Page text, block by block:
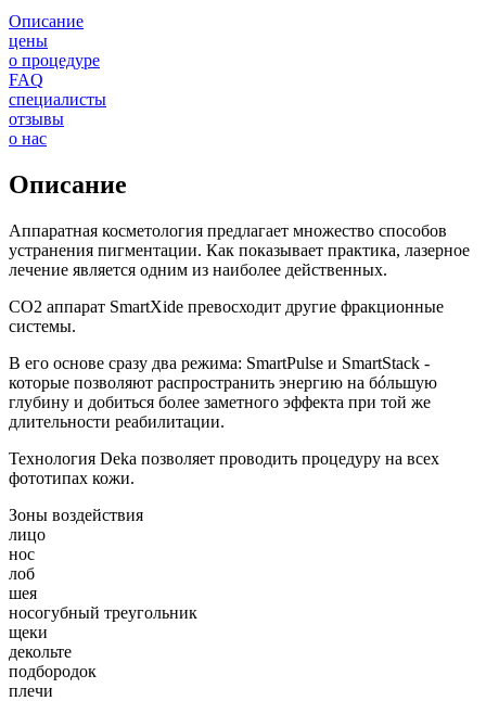
Описание
цены
о процедуре
FAQ
специалисты
отзывы
о нас
Описание
Аппаратная косметология предлагает множество способов
устранения пигментации. Как показывает практика, лазерное
лечение является одним из наиболее действенных.
CO2 аппарат SmartXide превосходит другие фракционные
системы.
В его основе сразу два режима: SmartPulse и SmartStack -
которые позволяют распространить энергию на бóльшую
глубину и добиться более заметного эффекта при той же
длительности реабилитации.
Технология Deka позволяет проводить процедуру на всех
фототипах кожи.
Зоны воздействия
лицо
нос
лоб
шея
носогубный треугольник
щеки
декольте
подбородок
плечи